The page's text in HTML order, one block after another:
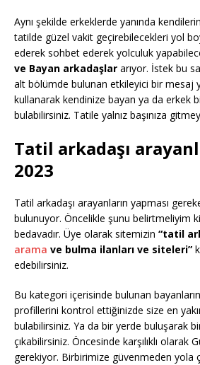
Aynı şekilde erkeklerde yanında
tatilde güzel vakit geçirebilecekleri yol
ederek sohbet ederek yolculuk
ve Bayan arkadaşlar arıyor. İstek bu
alt bölümde bulunan etkileyici bir mesaj
kullanarak kendinize bayan ya da erkek
bulabilirsiniz. Tatile yalnız başınıza
Tatil arkadaşı
2023
Tatil arkadaşı arayanların yapması
bulunuyor. Öncelikle şunu belirtmeliyim
bedavadır. Üye olarak sitemizin “tatil
arama ve bulma ilanları ve siteleri”
edebilirsiniz.
Bu kategori içerisinde bulunan
profillerini kontrol ettiğinizde size en
bulabilirsiniz. Ya da bir yerde buluşarak
çıkabilirsiniz. Öncesinde karşılıklı olarak
gerekiyor. Birbirimize güvenmeden yola